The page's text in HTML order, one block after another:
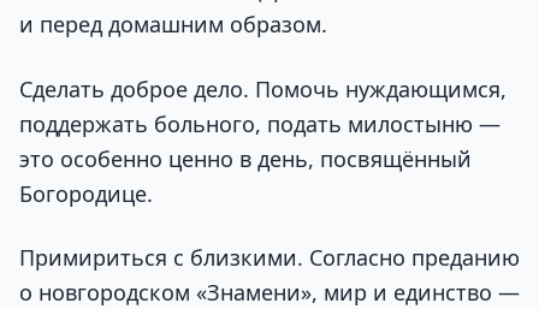
и перед домашним образом.
Сделать доброе дело. Помочь нуждающимся,
поддержать больного, подать милостыню —
это особенно ценно в день, посвящённый
Богородице.
Примириться с близкими. Согласно преданию
о новгородском «Знамени», мир и единство —